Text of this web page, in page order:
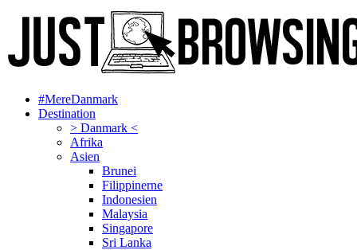
#MereDanmark
Destination
> Danmark <
Afrika
Asien
Brunei
Filippinerne
Indonesien
Malaysia
Singapore
Sri Lanka